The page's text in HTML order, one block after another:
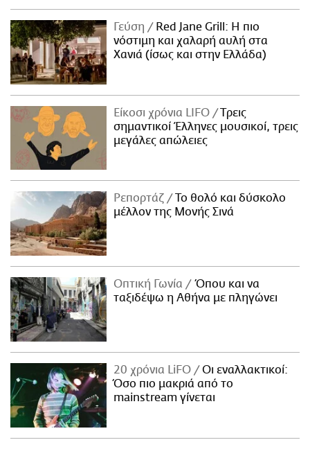
Γεύση
Red Jane Grill: Η πιο
νόστιμη και χαλαρή αυλή στα
Χανιά (ίσως και στην Ελλάδα)
Είκοσι χρόνια LIFO
Tρεις
σημαντικοί Έλληνες μουσικοί, τρεις
μεγάλες απώλειες
Ρεπορτάζ
Το θολό και δύσκολο
μέλλον της Μονής Σινά
Οπτική Γωνία
Όπου και να
ταξιδέψω η Αθήνα με πληγώνει
20 χρόνια LiFO
Οι εναλλακτικοί:
Όσο πιο μακριά από το
mainstream γίνεται